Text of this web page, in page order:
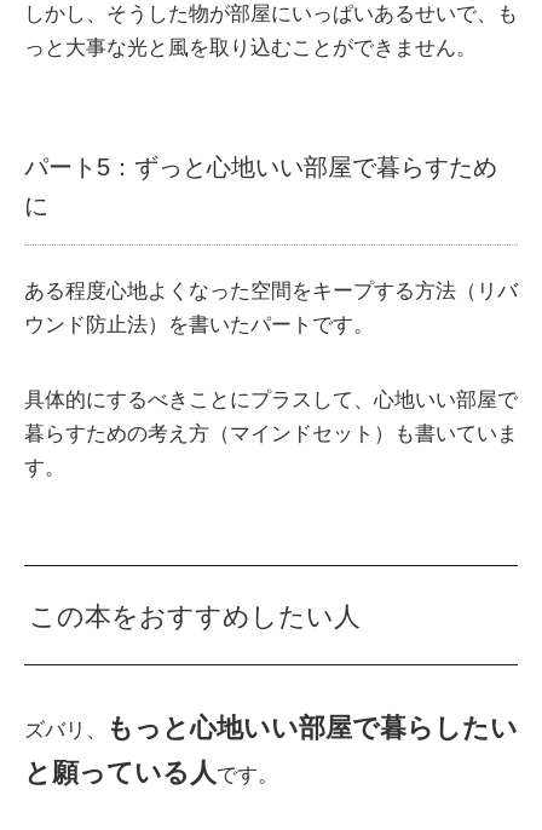
しかし、そうした物が部屋にいっぱいあるせいで、も
っと大事な光と風を取り込むことができません。
パート5：ずっと心地いい部屋で暮らすため
に
ある程度心地よくなった空間をキープする方法（リバ
ウンド防止法）を書いたパートです。
具体的にするべきことにプラスして、心地いい部屋で
暮らすための考え方（マインドセット）も書いていま
す。
この本をおすすめしたい人
ズバリ、
もっと心地いい部屋で暮らしたい
と願っている人 です。